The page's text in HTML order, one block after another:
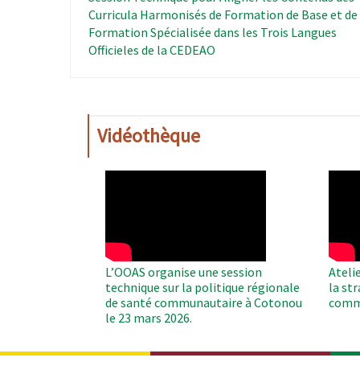
Curricula Harmonisés de Formation de Base et de
Formation Spécialisée dans les Trois Langues
Officieles de la CEDEAO
Vidéothèque
L’OOAS organise une session
technique sur la politique régionale
de santé communautaire à Cotonou
le 23 mars 2026.
la